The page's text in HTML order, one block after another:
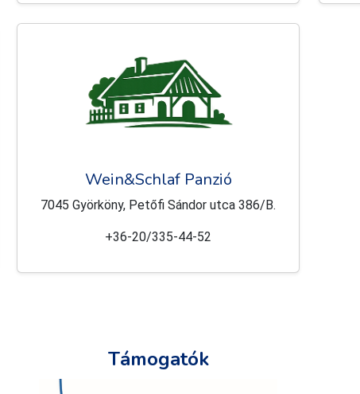
Wein&Schlaf Panzió
7045 Györköny, Petőfi Sándor utca 386/B.
+36-20/335-44-52
Támogatók